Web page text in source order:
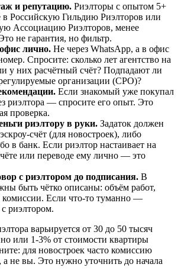
и репутацию. Риэлторы с опытом 5+
в Российскую Гильдию Риэлторов или
Ассоциацию Риэлторов, менее
не гарантия, но фильтр.
лично. Не через WhatsApp, а в офис
Спросите: сколько лет агентство на
у них расчётный счёт? Подпадают ли
организации (СРО)?
Если знакомый уже покупал
риэлтора — спросите его опыт. Это
проверка.
риэлтору в руки. Задаток должен
счёт (для новостроек), либо
в банк. Если риэлтор настаивает на
или переводе ему лично — это
с риэлтором до подписания. В
быть чётко описаны: объём работ,
комиссии. Если что-то туманно —
риэлтором.
варьируется от 30 до 50 тысяч
или 1-3% от стоимости квартиры
для новостроек часто комиссию
а не вы. Это нужно уточнить до начала